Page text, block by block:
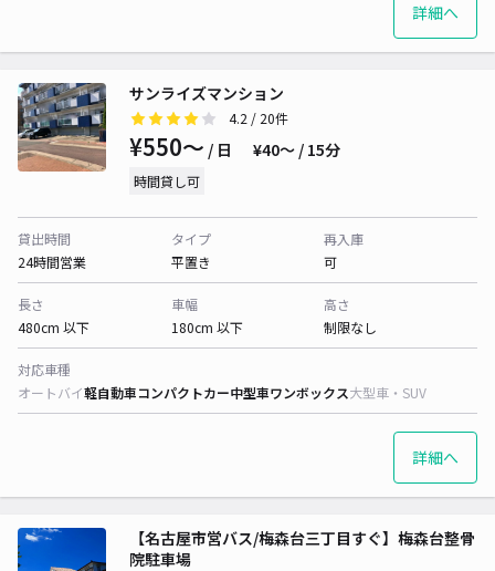
詳細へ
サンライズマンション
4.2 / 20件
¥550〜 / 日 ¥40〜 / 15分
時間貸し可
貸出時間
24時間営業
タイプ
平置き
再入庫
可
長さ
480cm 以下
車幅
180cm 以下
高さ
制限なし
対応車種
オートバイ軽自動車コンパクトカー中型車ワンボックス大型車・SUV
詳細へ
【名古屋市営バス/梅森台三丁目すぐ】梅森台整骨
院駐車場